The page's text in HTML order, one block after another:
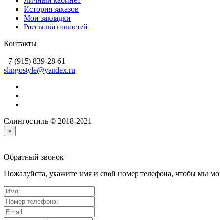
История заказов
Мои закладки
Рассылка новостей
Контакты
+7 (915) 839-28-61
slingostyle@yandex.ru
Слингостиль © 2018-2021
×
Обратный звонок
Пожалуйста, укажите имя и свой номер телефона, чтобы мы